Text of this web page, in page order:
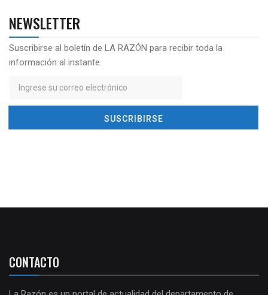
NEWSLETTER
Suscribirse al boletín de LA RAZÓN para recibir toda la
información al instante.
CONTACTO